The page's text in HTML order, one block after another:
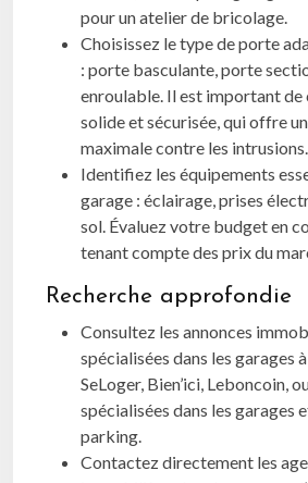
pour un atelier de bricolage.
Choisissez le type de porte
: porte basculante, porte
enroulable. Il est important de
solide et sécurisée, qui offre
maximale contre les intrusions.
Identifiez les équipements
garage : éclairage, prises
sol. Évaluez votre budget en
tenant compte des prix du
Recherche approfondie
Consultez les annonces
spécialisées dans les garages
SeLoger, Bien’ici, Leboncoin,
spécialisées dans les garages
parking.
Contactez directement les